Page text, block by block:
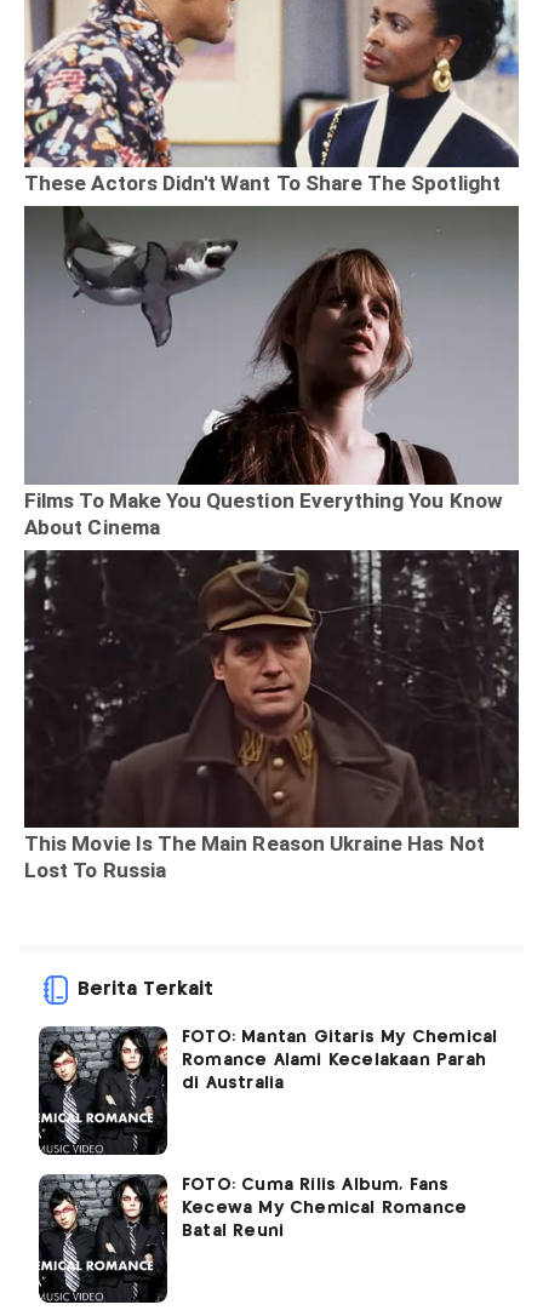
Berita Terkait
FOTO: Mantan Gitaris My Chemical
Romance Alami Kecelakaan Parah
di Australia
FOTO: Cuma Rilis Album, Fans
Kecewa My Chemical Romance
Batal Reuni